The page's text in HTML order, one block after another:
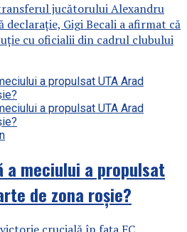
jucătorului Alexandru
Gigi Becali a afirmat că
cu oficialii din cadrul clubului
a meciului a propulsat
de zona roșie?